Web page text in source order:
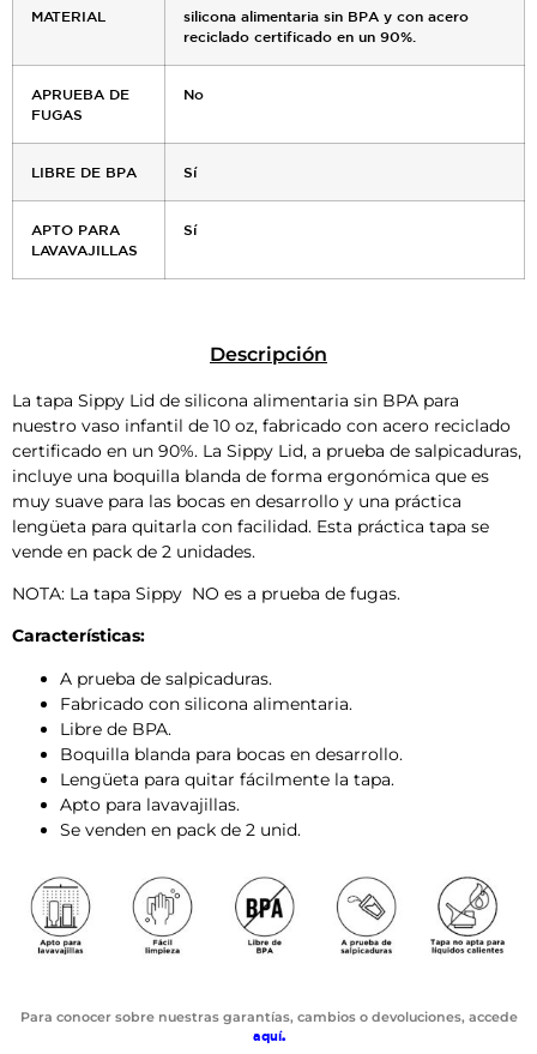
MATERIAL
silicona alimentaria sin BPA y con acero
reciclado certificado en un 90%.
APRUEBA DE
FUGAS
No
LIBRE DE BPA Sí
APTO PARA
LAVAVAJILLAS
Sí
Descripción
La tapa Sippy Lid de silicona alimentaria sin BPA para
nuestro vaso infantil de 10 oz, fabricado con acero reciclado
certificado en un 90%. La Sippy Lid, a prueba de salpicaduras,
incluye una boquilla blanda de forma ergonómica que es
muy suave para las bocas en desarrollo y una práctica
lengüeta para quitarla con facilidad. Esta práctica tapa se
vende en pack de 2 unidades.
NOTA: La tapa Sippy NO es a prueba de fugas.
Características:
A prueba de salpicaduras.
Fabricado con silicona alimentaria.
Libre de BPA.
Boquilla blanda para bocas en desarrollo.
Lengüeta para quitar fácilmente la tapa.
Apto para lavavajillas.
Se venden en pack de 2 unid.
Para conocer sobre nuestras garantías, cambios o devoluciones, accede
aquí.